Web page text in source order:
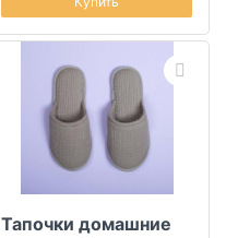
Тапочки домашние